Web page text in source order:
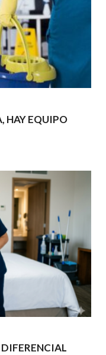
HAY EQUIPO